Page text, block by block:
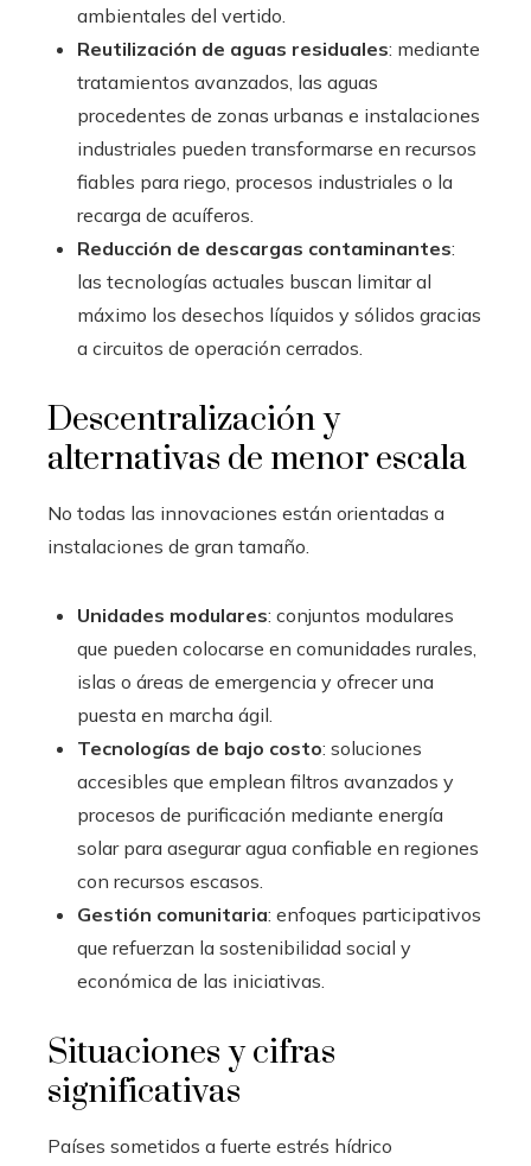
ambientales del vertido.
Reutilización de aguas residuales: mediante
tratamientos avanzados, las aguas
procedentes de zonas urbanas e instalaciones
industriales pueden transformarse en recursos
fiables para riego, procesos industriales o la
recarga de acuíferos.
Reducción de descargas contaminantes:
las tecnologías actuales buscan limitar al
máximo los desechos líquidos y sólidos gracias
a circuitos de operación cerrados.
Descentralización y
alternativas de menor escala
No todas las innovaciones están orientadas a
instalaciones de gran tamaño.
Unidades modulares: conjuntos modulares
que pueden colocarse en comunidades rurales,
islas o áreas de emergencia y ofrecer una
puesta en marcha ágil.
Tecnologías de bajo costo: soluciones
accesibles que emplean filtros avanzados y
procesos de purificación mediante energía
solar para asegurar agua confiable en regiones
con recursos escasos.
Gestión comunitaria: enfoques participativos
que refuerzan la sostenibilidad social y
económica de las iniciativas.
Situaciones y cifras
significativas
Países sometidos a fuerte estrés hídrico